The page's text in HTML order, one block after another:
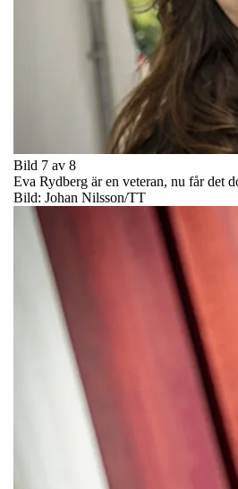
Bild 7 av 8
Eva Rydberg är en veteran, nu får det
Bild: Johan Nilsson/TT